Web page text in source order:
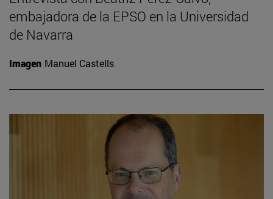
embajadora de la EPSO en la Universidad
de Navarra
Imagen Manuel Castells